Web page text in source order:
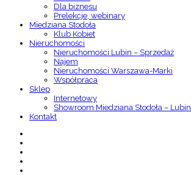
Dla biznesu
Prelekcje, webinary
Miedziana Stodoła
Klub Kobiet
Nieruchomości
Nieruchomości Lubin – Sprzedaż
Najem
Nieruchomości Warszawa-Marki
Współpraca
Sklep
Internetowy
Showroom Miedziana Stodoła – Lubin
Kontakt